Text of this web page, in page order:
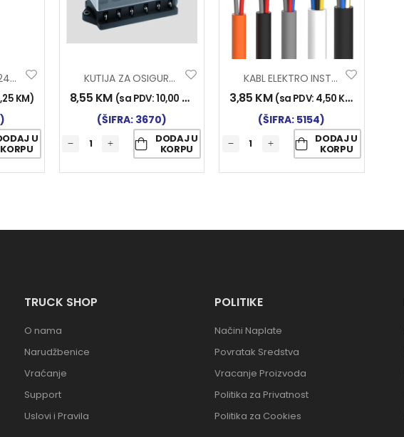
STOPICA FI4 TS2424
KM)
U
KORPU
KUTIJA ZA OSIGURAČE 6/1
8,55 KM (sa PDV:10,00 KM
(ŠIFRA: 3670)
DODAJ U
KORPU
KABL ELEKTRO INST. 5×1.50
3,85 KM (sa PDV: 4,50 KM
(ŠIFRA: 5154)
DODAJ U
KORPU
TRUCK SHOP
O nama
Narudžbenice
Vraćanje
Support
Uslovi i Pravila
POLITIKE
Načini Naplate
Povratak Sredstva
Vracanje Proizvoda
Politika za Privatnost
Politika za Cookies